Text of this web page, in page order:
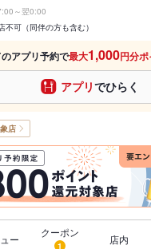
～翌0:00
可（同伴の方も含む）
アプリ予約で最大1,000円分ポ
アプリでひらく
店
ー
クーポン
1 店内